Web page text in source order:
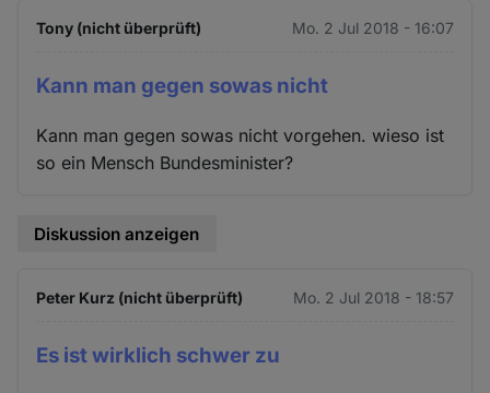
Tony (nicht überprüft) Mo. 2 Jul 2018 - 16:07
Kann man gegen sowas nicht
Kann man gegen sowas nicht vorgehen. wieso ist
so ein Mensch Bundesminister?
Diskussion anzeigen
Peter Kurz (nicht überprüft) Mo. 2 Jul 2018 - 18:57
Es ist wirklich schwer zu